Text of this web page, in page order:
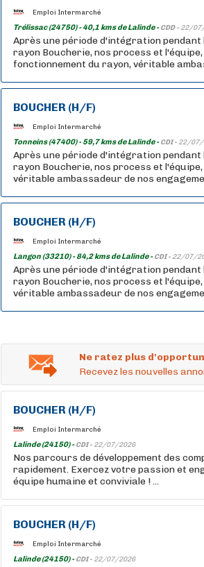
Emploi Intermarché
Trélissac (24750) - 40,1 kms de Lalinde -CDD - 22/
Après une période d'intégration
rayon Boucherie, nos process et
fonctionnement du rayon, véritable
BOUCHER (H/F)
Emploi Intermarché
Tonneins (47400) - 59,7 kms de Lalinde -CDI - 22/07/
Après une période d'intégration
rayon Boucherie, nos process et
véritable ambassadeur de nos
BOUCHER (H/F)
Emploi Intermarché
Langon (33210) - 84,2 kms de Lalinde -CDI - 22/07/
Après une période d'intégration
rayon Boucherie, nos process et
véritable ambassadeur de nos
Ne ratez plus
Recevez les nouvelles
BOUCHER (H/F)
Emploi Intermarché
Lalinde (24150) -CDI - 22/07/2026
Nos parcours de développement des
rapidement. Exercez votre passion et
équipe humaine et conviviale ! ...
BOUCHER (H/F)
Emploi Intermarché
Lalinde (24150) -CDI - 22/07/2026